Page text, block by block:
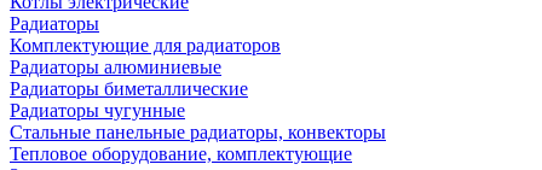
Радиаторы
Комплектующие для радиаторов
Радиаторы алюминиевые
Радиаторы биметаллические
Радиаторы чугунные
Стальные панельные радиаторы, конвекторы
Тепловое оборудование, комплектующие